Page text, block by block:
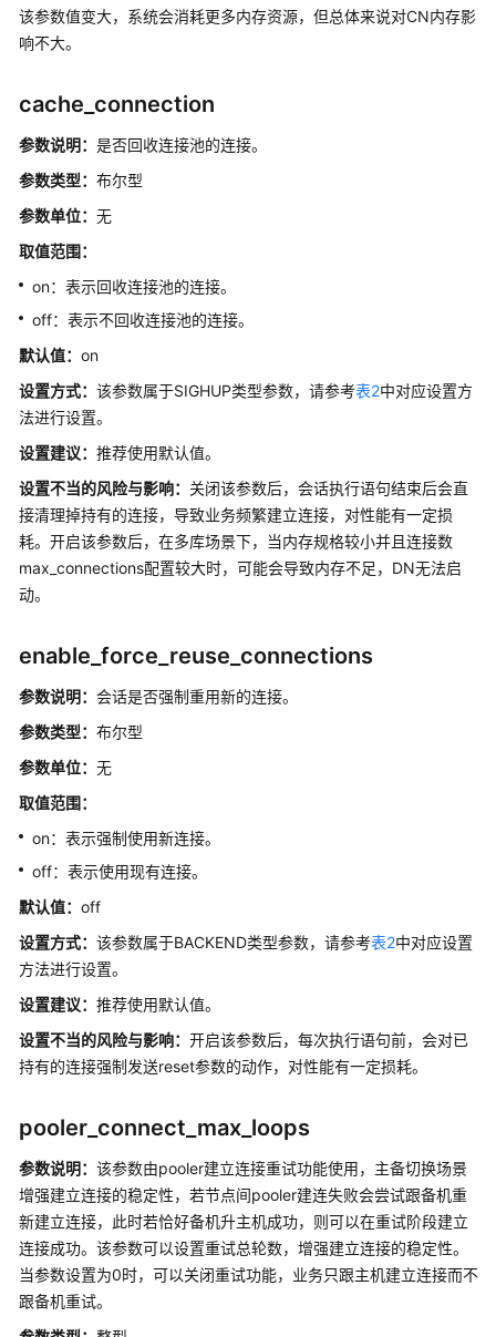
置
和
认
耗
并
入
导
出
写
志
双
机
查
规
错
报
和
日
警
上
报
运
该参数值变大，系统会消耗更多内存资源，但总体来说对CN内存影
响不大。
cache_connection
参数说明： 是否回收连接池的连接。
参数类型： 布尔型
参数单位： 无
取值范围：
on：表示回收连接池的连接。
off：表示不回收连接池的连接。
默认值： on
设置方式： 该参数属于SIGHUP类型参数，请参考表2中对应设置方
法进行设置。
设置建议： 推荐使用默认值。
设置不当的风险与影响： 关闭该参数后，会话执行语句结束后会直
接清理掉持有的连接，导致业务频繁建立连接，对性能有一定损
耗。开启该参数后，在多库场景下，当内存规格较小并且连接数
max_connections配置较大时，可能会导致内存不足，DN无法启
动。
enable_force_reuse_connections
参数说明： 会话是否强制重用新的连接。
参数类型： 布尔型
参数单位： 无
取值范围：
on：表示强制使用新连接。
off：表示使用现有连接。
默认值： off
设置方式： 该参数属于BACKEND类型参数，请参考表2中对应设置
方法进行设置。
设置建议： 推荐使用默认值。
设置不当的风险与影响： 开启该参数后，每次执行语句前，会对已
持有的连接强制发送reset参数的动作，对性能有一定损耗。
pooler_connect_max_loops
参数说明： 该参数由pooler建立连接重试功能使用，主备切换场景
增强建立连接的稳定性，若节点间pooler建连失败会尝试跟备机重
新建立连接，此时若恰好备机升主机成功，则可以在重试阶段建立
连接成功。该参数可以设置重试总轮数，增强建立连接的稳定性。
当参数设置为0时，可以关闭重试功能，业务只跟主机建立连接而不
跟备机重试。